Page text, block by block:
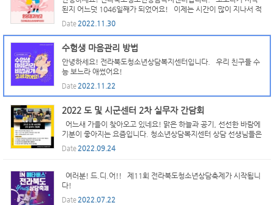
된지 어느덧 1046일째가 되었어요! 이제는 시간이 많이 지나서 적
응된 친구들도 많겠지만, 긴 시간 동안 외부활동 제한, 거리두기로
대인관계가 위축된 친구들도 있고, 감염에 대한 불안으로 ...
Date2022.11.30
수험생 마음관리 방법
안녕하세요! 전라북도청소년상담복지센터입니다. 우리 친구들 수
능 보느라 애썼어요!
Date2022.11.22
2022 도 및 시군센터 2차 실무자 간담회
어느새 가을이 찾아오고 있네요! 맑은 하늘과 공기, 선선한 바람에
기분이 좋아지는 요즘입니다. 청소년상담복지센터 상담 선생님들은
조금 더 나은 청소년 문화 생활과 안전한 환경을 위해 어제 15시, 실
무자 간담회를 진행했습니다! 어떻게 하면 위기 청...
Date2022.09.24
여러분! 드.디.어!! 제11회 전라북도청소년상담축제가 시작됩니
다!
Date2022.07.22